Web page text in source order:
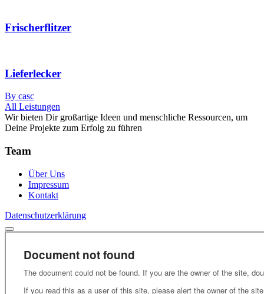
Frischerflitzer
Lieferlecker
By casc
All Leistungen
Wir bieten Dir großartige Ideen und menschliche Ressourcen, um
Deine Projekte zum Erfolg zu führen
Team
Über Uns
Impressum
Kontakt
Datenschutzerklärung